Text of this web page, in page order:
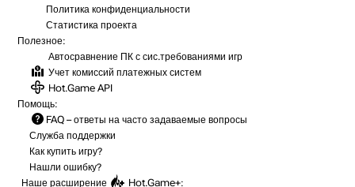
Политика конфиденциальности
Статистика проекта
Полезное:
Автосравнение ПК с сис.требованиями игр
Учет комиссий платежных систем
Hot.Game API
Помощь:
FAQ – ответы на часто задаваемые вопросы
Служба поддержки
Как купить игру?
Нашли ошибку?
Наше расширение
Hot.Game+: